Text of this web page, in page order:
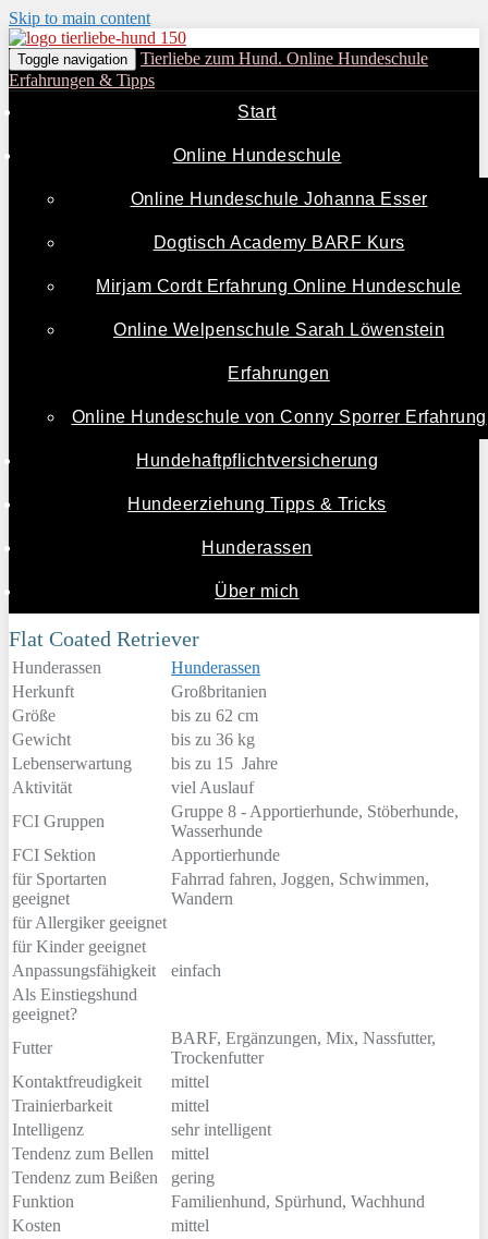
Skip to main content
Toggle navigation
Tierliebe zum Hund. Online Hundeschule
Erfahrungen & Tipps
Start
Online Hundeschule
Online Hundeschule Johanna Esser
Dogtisch Academy BARF Kurs
Mirjam Cordt Erfahrung Online Hundeschule
Online Welpenschule Sarah Löwenstein
Erfahrungen
Online Hundeschule von Conny Sporrer Erfahrung
Hundehaftpflichtversicherung
Hundeerziehung Tipps & Tricks
Hunderassen
Über mich
Flat Coated Retriever
Hunderassen
Hunderassen
Herkunft
Großbritanien
Größe
bis zu 62 cm
Gewicht
bis zu 36 kg
Lebenserwartung
bis zu 15 Jahre
Aktivität
viel Auslauf
FCI Gruppen
Gruppe 8 - Apportierhunde, Stöberhunde,
Wasserhunde
FCI Sektion
Apportierhunde
für Sportarten
geeignet
Fahrrad fahren, Joggen, Schwimmen,
Wandern
für Allergiker geeignet
für Kinder geeignet
Anpassungsfähigkeit
einfach
Als Einstiegshund
geeignet?
Futter
BARF, Ergänzungen, Mix, Nassfutter,
Trockenfutter
Kontaktfreudigkeit
mittel
Trainierbarkeit
mittel
Intelligenz
sehr intelligent
Tendenz zum Bellen
mittel
Tendenz zum Beißen
gering
Funktion
Familienhund, Spürhund, Wachhund
Kosten
mittel